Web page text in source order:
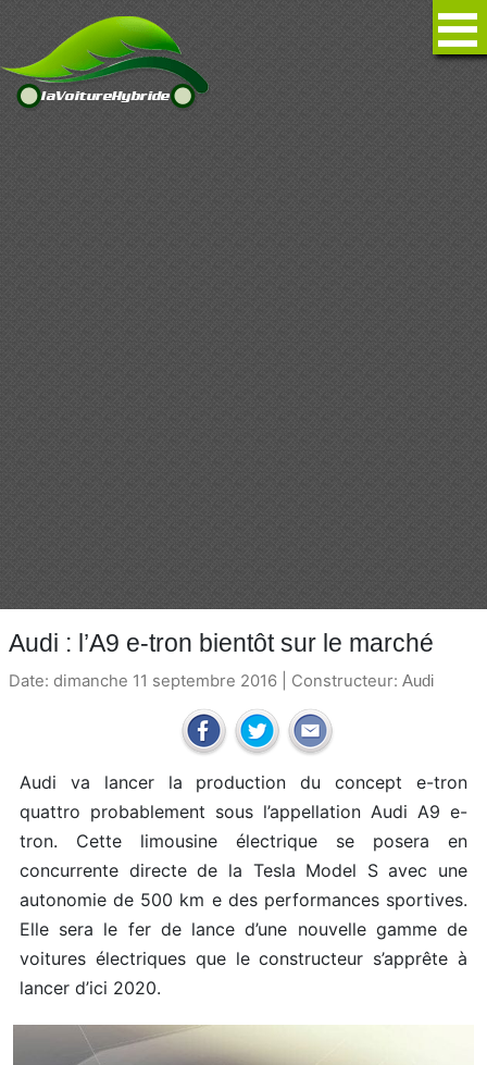
Audi : l’A9 e-tron bientôt sur le marché
Date: dimanche 11 septembre 2016 | Constructeur: Audi
Audi va lancer la production du concept e-tron
quattro probablement sous l’appellation Audi A9 e-
tron. Cette limousine électrique se posera en
concurrente directe de la Tesla Model S avec une
autonomie de 500 km e des performances sportives.
Elle sera le fer de lance d’une nouvelle gamme de
voitures électriques que le constructeur s’apprête à
lancer d’ici 2020.